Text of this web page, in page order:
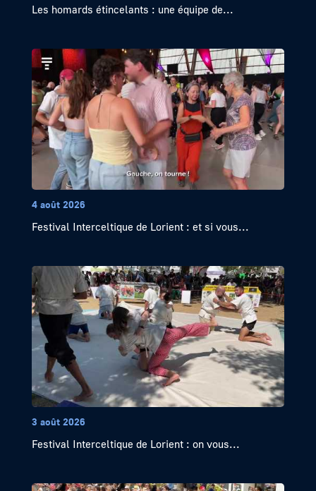
Les homards étincelants : une équipe de...
4 août 2026
Festival Interceltique de Lorient : et si vous...
3 août 2026
Festival Interceltique de Lorient : on vous...